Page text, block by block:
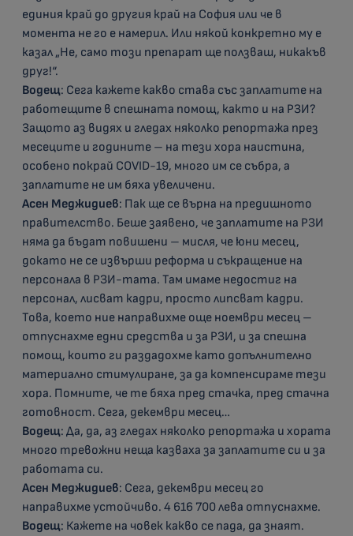
единия край до другия край на София или че в
момента не го е намерил. Или някой конкретно му е
казал „Не, само този препарат ще ползваш, никакъв
друг!“.
Водещ: Сега кажете какво става със заплатите на
работещите в спешната помощ, както и на РЗИ?
Защото аз видях и гледах няколко репортажа през
месеците и годините – на тези хора наистина,
особено покрай COVID-19, много им се събра, а
заплатите не им бяха увеличени.
Асен Меджидиев: Пак ще се върна на предишното
правителство. Беше заявено, че заплатите на РЗИ
няма да бъдат повишени – мисля, че юни месец,
докато не се извърши реформа и съкращение на
персонала в РЗИ-тата. Там имаме недостиг на
персонал, лисват кадри, просто липсват кадри.
Това, което ние направихме още ноември месец –
отпуснахме едни средства и за РЗИ, и за спешна
помощ, които ги раздадохме като допълнително
материално стимулиране, за да компенсираме тези
хора. Помните, че те бяха пред стачка, пред стачна
готовност. Сега, декември месец…
Водещ: Да, да, аз гледах няколко репортажа и хората
много тревожни неща казваха за заплатите си и за
работата си.
Асен Меджидиев: Сега, декември месец го
направихме устойчиво. 4 616 700 лева отпуснахме.
Водещ: Кажете на човек какво се пада, да знаят.